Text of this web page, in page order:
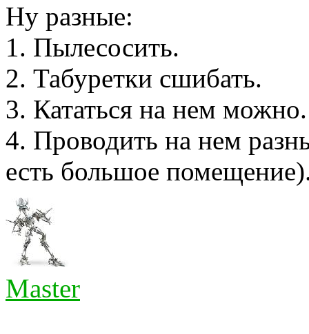
Ну разные:
1. Пылесосить.
2. Табуретки сшибать.
3. Кататься на нем можно.
4. Проводить на нем
есть большое
Master